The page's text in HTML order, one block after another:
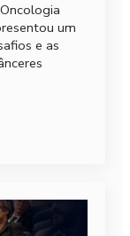
um
e as